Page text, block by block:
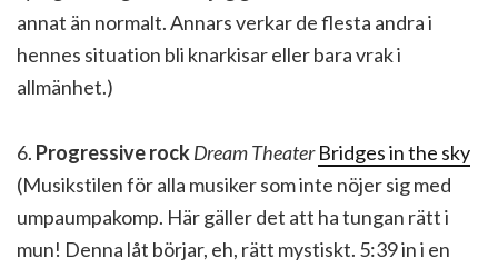
annat än normalt. Annars verkar de flesta andra i
hennes situation bli knarkisar eller bara vrak i
allmänhet.)
6. Progressive rockDream Theater Bridges in the sky
(Musikstilen för alla musiker som inte nöjer sig med
umpaumpakomp. Här gäller det att ha tungan rätt i
mun! Denna låt börjar, eh, rätt mystiskt. 5:39 in i en